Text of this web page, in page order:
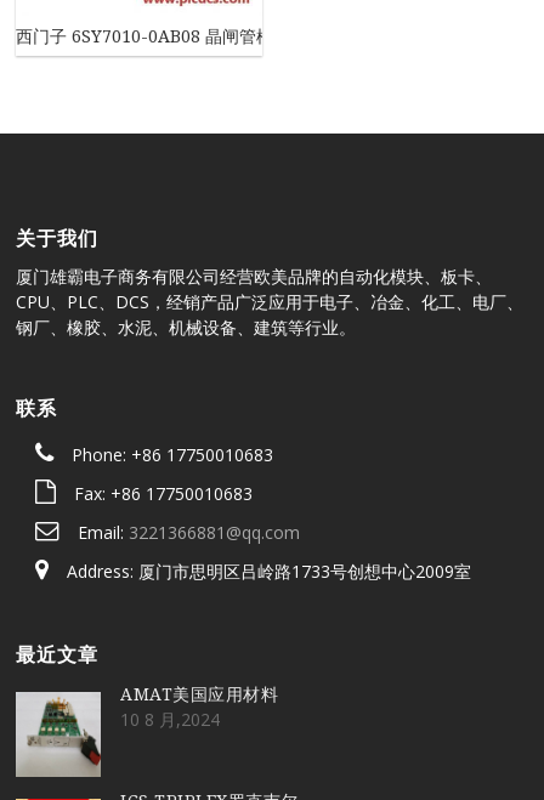
西门子 6SY7010-0AB08 晶闸管模块
关于我们
厦门雄霸电子商务有限公司经营欧美品牌的自动化模块、板卡、
CPU、PLC、DCS，经销产品广泛应用于电子、冶金、化工、电厂、
钢厂、橡胶、水泥、机械设备、建筑等行业。
联系
Phone: +86 17750010683
Fax: +86 17750010683
Email: 3221366881@qq.com
Address: 厦门市思明区吕岭路1733号创想中心2009室
最近文章
AMAT美国应用材料
10 8 月,2024